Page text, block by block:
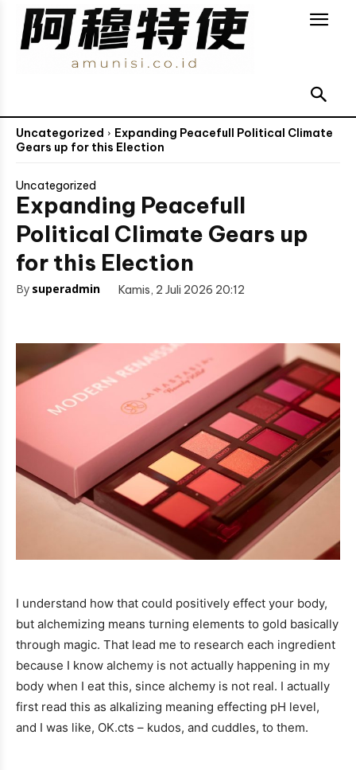
Uncategorized
Expanding Peacefull Political Climate
Gears up for this Election
Uncategorized
Expanding Peacefull
Political Climate Gears up
for this Election
By superadmin Kamis, 2 Juli 2026 20:12
I understand how that could positively effect your body,
but alchemizing means turning elements to gold basically
through magic. That lead me to research each ingredient
because I know alchemy is not actually happening in my
body when I eat this, since alchemy is not real. I actually
first read this as alkalizing meaning effecting pH level,
and I was like, OK.cts – kudos, and cuddles, to them.